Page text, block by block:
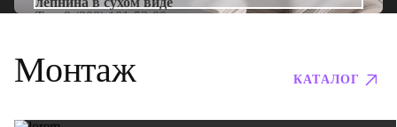
Тел:8 (800) 101-53-00
Монтаж КАТАЛОГ